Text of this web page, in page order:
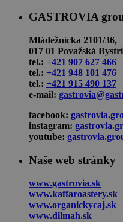
GASTROVIA
Mládežnícka 2101/36,
017 01 Považská
tel.: +421 907 627 466
tel.: +421 948 101 476
tel.: +421 915 490 137
e-mail:
facebook:
instagram:
youtube:
Naše web stránky
www.gastrovia.sk
www.kaffaroastery.sk
www.organickycaj.sk
www.dilmah.sk